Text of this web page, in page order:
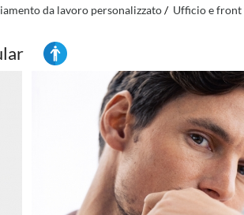
da lavoro personalizzato Ufficio e front